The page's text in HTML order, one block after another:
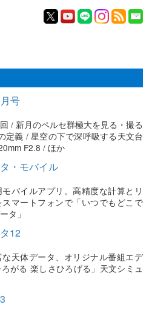
号
/ 新月のペルセ群極大を見る・撮る
定義 / 星空の下で深呼吸する天文台
F2.8 / ほか
・モバイル
バイルアプリ。高精度な計算とリ
マートフォンで「いつでもどこで
タ」
12
天体データ、オリジナル番組エデ
がる 楽しさひろげる」天文シミュ